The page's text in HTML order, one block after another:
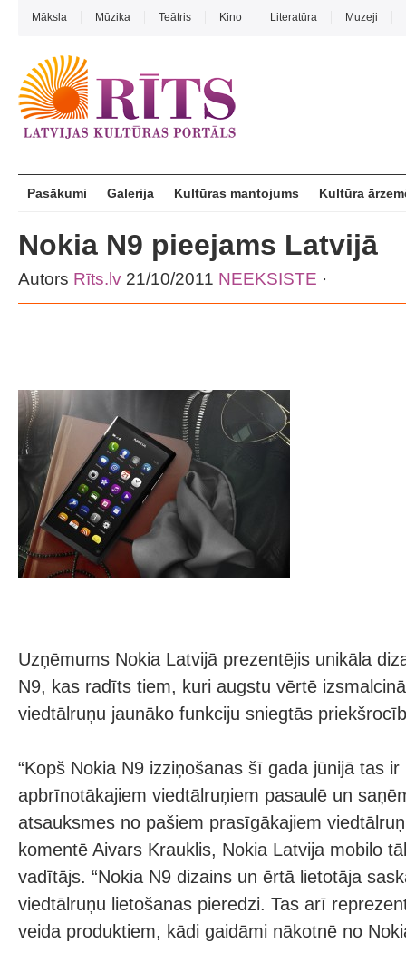
Māksla Mūzika Teātris Kino Literatūra Muzeji
Pasākumi Galerija Kultūras mantojums Kultūra
Nokia N9 pieejams Latvijā
Autors Rīts.lv 21/10/2011 NEEKSISTE ·
Uzņēmums Nokia Latvijā prezentējis unikāla
N9, kas radīts tiem, kuri augstu vērtē
viedtālruņu jaunāko funkciju sniegtās
“Kopš Nokia N9 izziņošanas šī gada jūnijā tas
apbrīnotākajiem viedtālruņiem pasaulē un
atsauksmes no pašiem prasīgākajiem
komentē Aivars Krauklis, Nokia Latvija mobilo
vadītājs. “Nokia N9 dizains un ērtā lietotāja
viedtālruņu lietošanas pieredzi. Tas arī
veida produktiem, kādi gaidāmi nākotnē no